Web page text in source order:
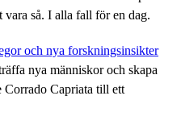
så. I alla fall för en dag.
och nya forskningsinsikter
nya människor och skapa
Capriata till ett